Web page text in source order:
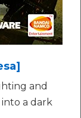
and
a dark